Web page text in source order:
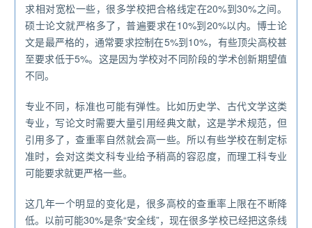
求相对宽松一些，很多学校把合格线定在20%到30%之间。
硕士论文就严格多了，普遍要求在10%到20%以内。博士论
文是最严格的，通常要求控制在5%到10%，有些顶尖高校甚
至要求低于5%。这是因为学校对不同阶段的学术创新期望值
不同。
专业不同，标准也可能有弹性。比如历史学、古代文学这类
专业，写论文时需要大量引用经典文献，这是学术规范，但
引用多了，查重率自然就会高一些。所以有些学校在制定标
准时，会对这类文科专业给予稍高的容忍度，而理工科专业
可能要求就更严格一些。
这几年一个明显的变化是，很多高校的查重率上限在不断降
低。以前可能30%是条“安全线”，现在很多学校已经把这条线